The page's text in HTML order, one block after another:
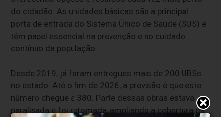
do cidadão. As unidades básicas são a principal
porta de entrada do Sistema Único de Saúde (SUS) e
têm papel essencial na prevenção e no cuidado
contínuo da população.
Desde 2019, já foram entregues mais de 200 UBSs
no estado. Até o fim de 2026, a previsão é que este
número chegue a 380. Parte dessas obras estava
paralisada e foi retomada, ampliando a cobertura da